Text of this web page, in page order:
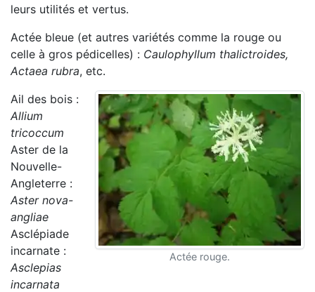
leurs utilités et vertus.
Actée bleue (et autres variétés comme la rouge ou
celle à gros pédicelles) : Caulophyllum thalictroides,
Actaea rubra, etc.
Actée rouge.
Ail des bois :
Allium
tricoccum
Aster de la
Nouvelle-
Angleterre :
Aster nova-
angliae
Asclépiade
incarnate :
Asclepias
incarnata